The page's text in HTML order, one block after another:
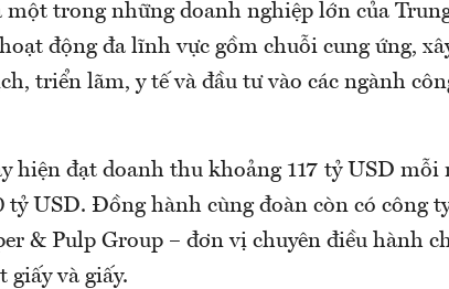
một trong những doanh nghiệp lớn của
động đa lĩnh vực gồm chuỗi cung ứng,
triển lãm, y tế và đầu tư vào các ngành
hiện đạt doanh thu khoảng 117 tỷ USD mỗi
tỷ USD. Đồng hành cùng đoàn còn có công
& Pulp Group – đơn vị chuyên điều hành
và giấy.